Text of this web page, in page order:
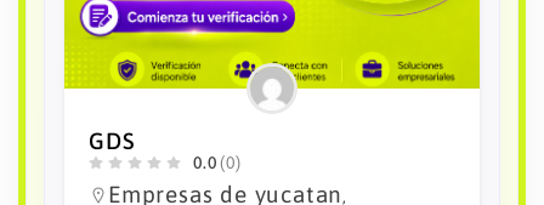
Agencia Aduanal Lopez Castro
Mensajeria
0.0 (0)